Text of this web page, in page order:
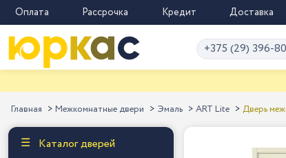
Оплата Рассрочка Кредит Доставка
+375 (29) 396-
Главная Межкомнатные двери Эмаль ART Lite Дверь
Каталог дверей